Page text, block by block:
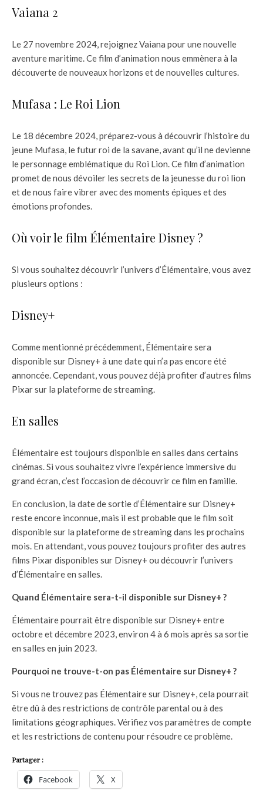
Vaiana 2
Le 27 novembre 2024, rejoignez Vaiana pour une nouvelle
aventure maritime. Ce film d’animation nous emmènera à la
découverte de nouveaux horizons et de nouvelles cultures.
Mufasa : Le Roi Lion
Le 18 décembre 2024, préparez-vous à découvrir l’histoire du
jeune Mufasa, le futur roi de la savane, avant qu’il ne devienne
le personnage emblématique du Roi Lion. Ce film d’animation
promet de nous dévoiler les secrets de la jeunesse du roi lion
et de nous faire vibrer avec des moments épiques et des
émotions profondes.
Où voir le film Élémentaire Disney ?
Si vous souhaitez découvrir l’univers d’Élémentaire, vous avez
plusieurs options :
Disney+
Comme mentionné précédemment, Élémentaire sera
disponible sur Disney+ à une date qui n’a pas encore été
annoncée. Cependant, vous pouvez déjà profiter d’autres films
Pixar sur la plateforme de streaming.
En salles
Élémentaire est toujours disponible en salles dans certains
cinémas. Si vous souhaitez vivre l’expérience immersive du
grand écran, c’est l’occasion de découvrir ce film en famille.
En conclusion, la date de sortie d’Élémentaire sur Disney+
reste encore inconnue, mais il est probable que le film soit
disponible sur la plateforme de streaming dans les prochains
mois. En attendant, vous pouvez toujours profiter des autres
films Pixar disponibles sur Disney+ ou découvrir l’univers
d’Élémentaire en salles.
Quand Élémentaire sera-t-il disponible sur Disney+ ?
Élémentaire pourrait être disponible sur Disney+ entre
octobre et décembre 2023, environ 4 à 6 mois après sa sortie
en salles en juin 2023.
Pourquoi ne trouve-t-on pas Élémentaire sur Disney+ ?
Si vous ne trouvez pas Élémentaire sur Disney+, cela pourrait
être dû à des restrictions de contrôle parental ou à des
limitations géographiques. Vérifiez vos paramètres de compte
et les restrictions de contenu pour résoudre ce problème.
Partager :
Facebook X